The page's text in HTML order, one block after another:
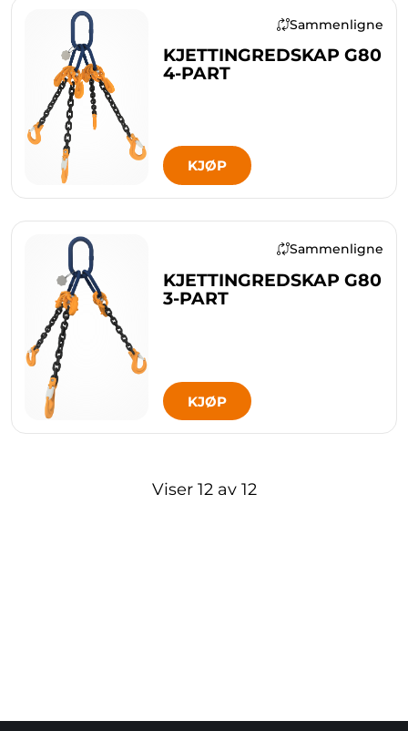
Sammenligne
KJETTINGREDSKAP G80
4-PART
KJØP
Sammenligne
KJETTINGREDSKAP G80
3-PART
KJØP
Viser 12av 12